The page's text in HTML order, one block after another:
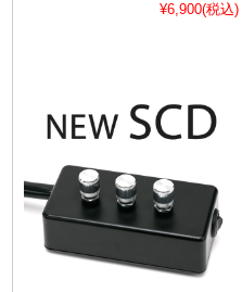
¥6,900(税込)